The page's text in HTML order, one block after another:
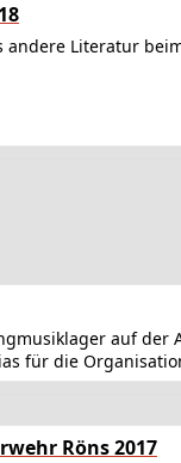
andere Literatur
auf
für die
Röns 2017